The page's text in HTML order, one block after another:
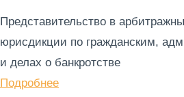
Представительство в
юрисдикции по гражданским,
и делах о банкротстве
Подробнее